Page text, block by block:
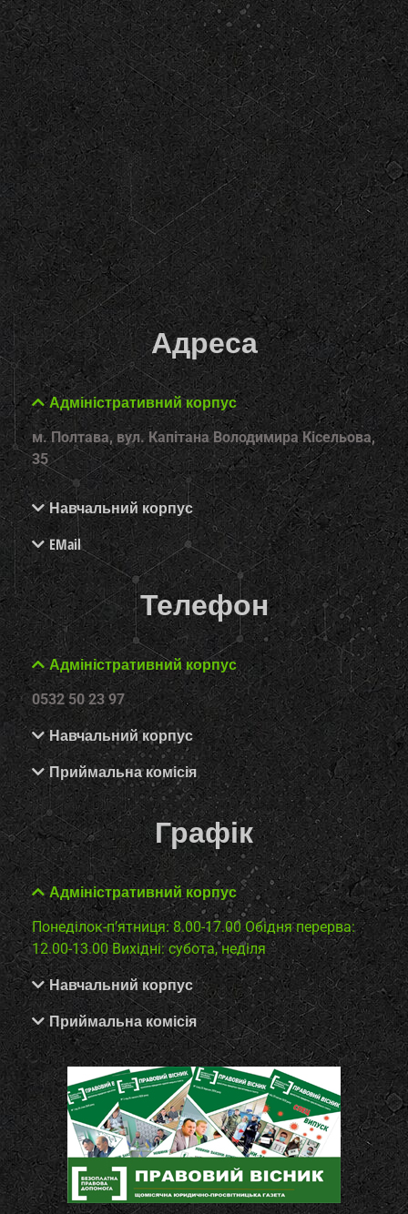
Адреса
Адміністративний корпус
м. Полтава, вул. Капітана Володимира Кісельова,
35
Навчальний корпус
EMail
Телефон
Адміністративний корпус
0532 50 23 97
Навчальний корпус
Приймальна комісія
Графік
Адміністративний корпус
Понеділок-п’ятниця: 8.00-17.00 Обідня перерва:
12.00-13.00 Вихідні: субота, неділя
Навчальний корпус
Приймальна комісія